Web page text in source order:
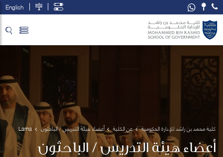
English
كلية محمد بن راشد للإدارة الحكومية عن الكلية أعضاء هيئة التدريس / الباحثون
Zakzak
أعضاء هيئة التدريس / الباحثون